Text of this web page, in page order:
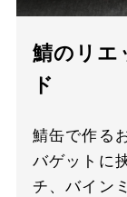
鯖のリエ
ド
鯖缶で作る
バゲットに
チ、バイン